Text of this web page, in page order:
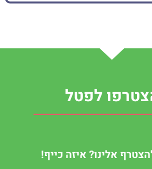
לפטל
אלינו? איזה כייף!